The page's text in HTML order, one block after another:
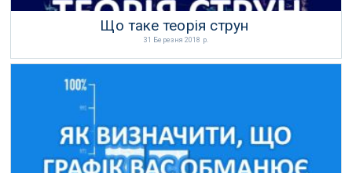
Що таке теорія струн
31 Березня 2018 р.